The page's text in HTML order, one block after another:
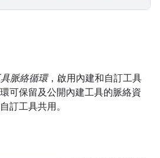
脈絡循環，啟用內建和自訂工具
可保留及公開內建工具的脈絡資
訂工具共用。